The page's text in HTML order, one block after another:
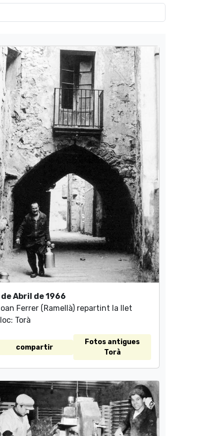
de Abril de 1966
Ferrer (Ramellà) repartint la llet
Torà
compartir
Fotos antigues
Torà